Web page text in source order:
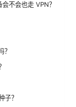
不会也走 VPN？
子？